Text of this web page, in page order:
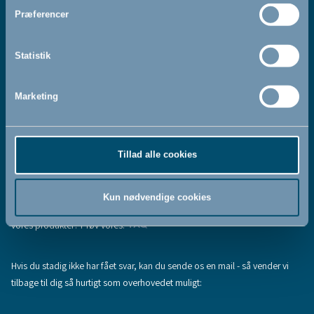
Præferencer
Statistik
Marketing
Tillad alle cookies
Kun nødvendige cookies
læst og accepteret vores
Cookiepolitik
Tilmeld
Fandt du ikke den information, du søgte, eller har du flere spørgsmål til
vores produkter? Prøv vores:FAQ
Hvis du stadig ikke har fået svar, kan du sende os en mail - så vender vi
tilbage til dig så hurtigt som overhovedet muligt: